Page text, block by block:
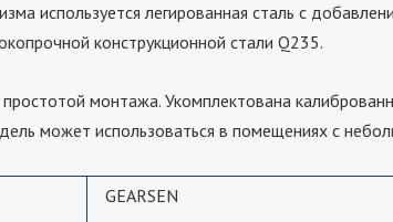
используется легированная сталь с
конструкционной стали Q235.
монтажа. Укомплектована
может использоваться в помещениях с
GEARSEN